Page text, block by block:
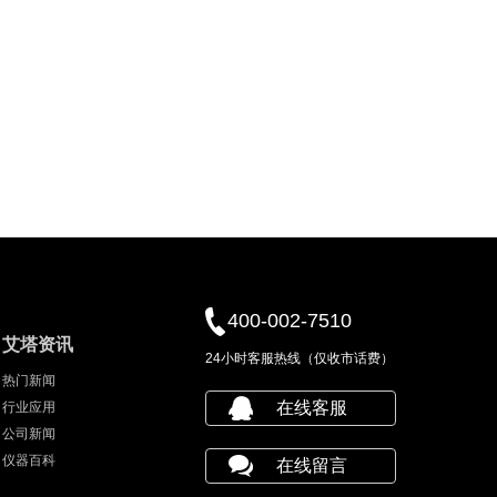
艾塔资讯
热门新闻
行业应用
公司新闻
仪器百科
400-002-7510
24小时客服热线（仅收市话费）
在线客服
在线留言